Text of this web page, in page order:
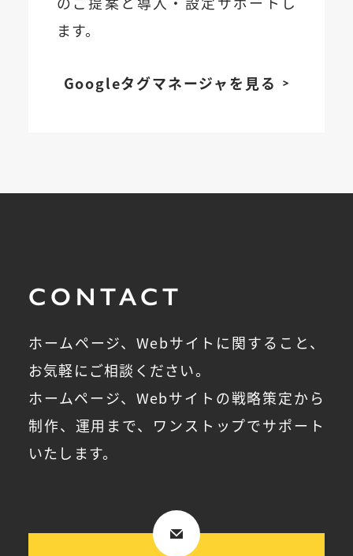
ます。
Googleタグマネージャを見る
CONTACT
ホームページ、Webサイトに関すること、
お気軽にご相談ください。
ホームページ、Webサイトの戦略策定から
制作、運用まで、ワンストップでサポート
いたします。